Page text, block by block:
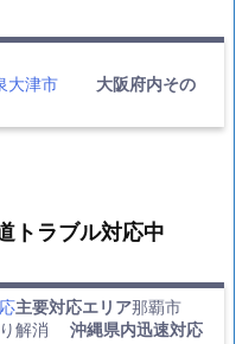
大津市
大阪府内その
ラブル対応中
主要対応エリア那覇市
解消 沖縄県内迅速対応